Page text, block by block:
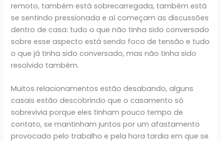
remoto, também está sobrecarregada, também está
se sentindo pressionada e aí começam as discussões
dentro de casa: tudo o que não tinha sido conversado
sobre esse aspecto está sendo foco de tensão e tudo
o que já tinha sido conversado, mas não tinha sido
resolvido também.
Muitos relacionamentos estão desabando, alguns
casais estão descobrindo que o casamento só
sobrevivia porque eles tinham pouco tempo de
contato, se mantinham juntos por um afastamento
provocado pelo trabalho e pela hora tardia em que se